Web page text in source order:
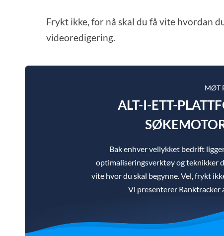
Frykt ikke, for nå skal du få vite hvordan
videoredigering.
MØT
ALT-I-ETT-
Bak enhver vellykket bedrift
optimaliseringsverktøy og teknikker
vite hvor du skal begynne. Vel, frykt
Vi presenterer